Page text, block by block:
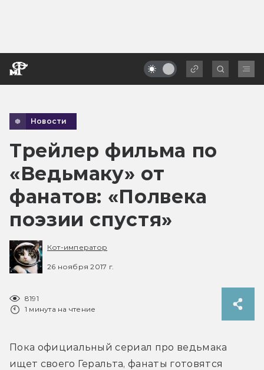
Новости
Трейлер фильма по
«Ведьмаку» от
фанатов: «Полвека
поэзии спустя»
Кот-император
26 ноября 2017 г.
8191
1 минута на чтение
Пока официальный сериал про ведьмака
ищет своего Геральта, фанаты готовятся